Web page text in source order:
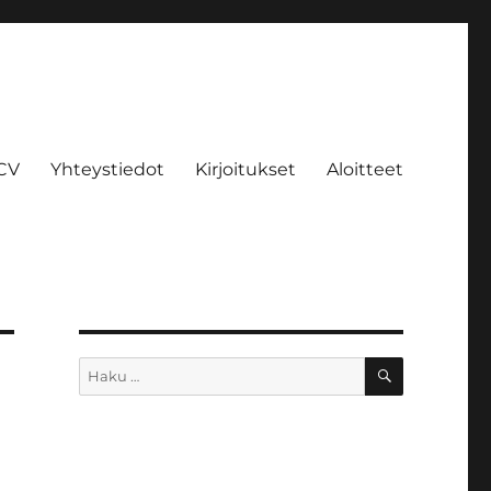
Yhteystiedot Kirjoitukset Aloitteet
Etsi: HAKU